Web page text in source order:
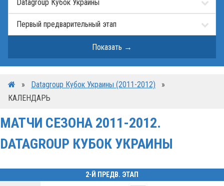
» Datagroup Кубок Украины (2011-2012)
»
КАЛЕНДАРЬ
МАТЧИ СЕЗОНА 2011-2012.
DATAGROUP КУБОК УКРАИНЫ
2-Й ПРЕДВ. ЭТАП